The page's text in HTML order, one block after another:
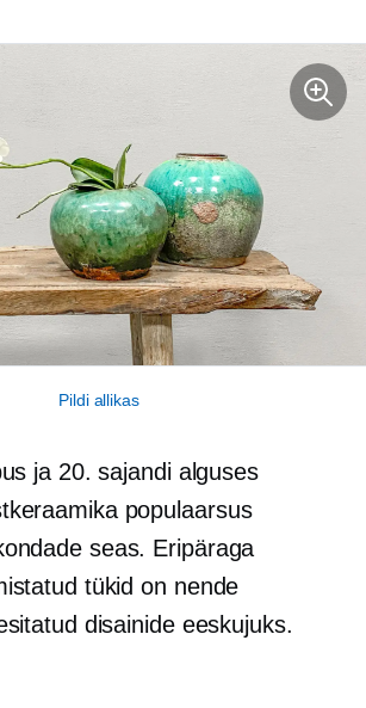
Pildi allikas
ja 20. sajandi alguses
populaarsus
seas. Eripäraga
tükid on nende
disainide eeskujuks.